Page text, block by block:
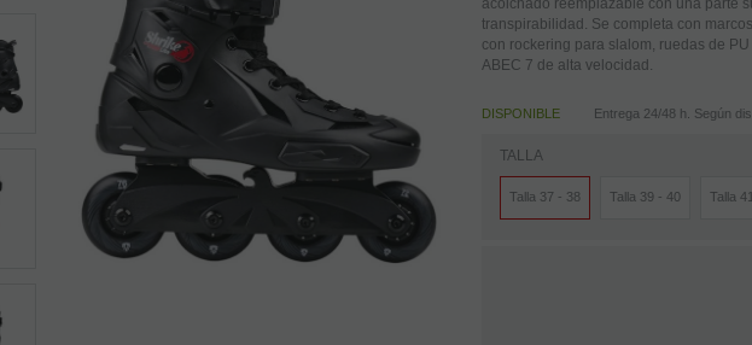
acolchado reemplazable con una parte
transpirabilidad. Se completa con
con rockering para slalom, ruedas de
ABEC 7 de alta velocidad.
DISPONIBLE Entrega 24/48 h. Según
TALLA
Talla 37 - 38 Talla 39 - 40 Talla